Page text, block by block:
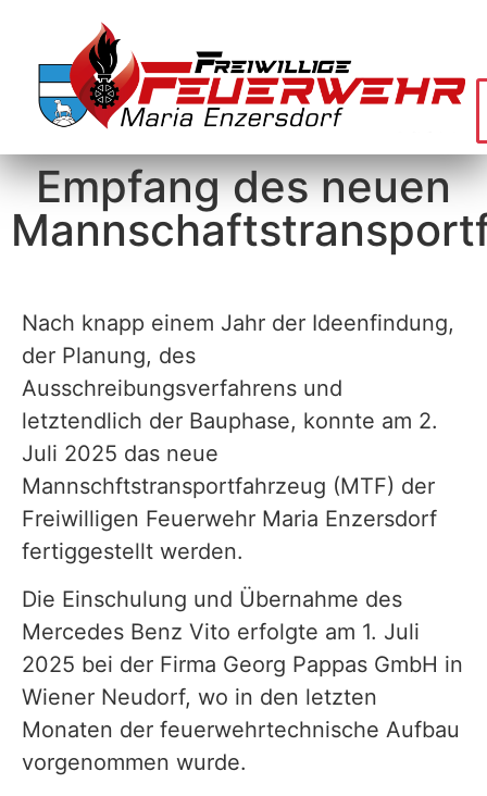
Empfang des neuen
Nach knapp einem Jahr der Ideenfindung,
der Planung, des
Ausschreibungsverfahrens und
letztendlich der Bauphase, konnte am 2.
Juli 2025 das neue
Mannschftstransportfahrzeug (MTF) der
Freiwilligen Feuerwehr Maria Enzersdorf
fertiggestellt werden.
Die Einschulung und Übernahme des
Mercedes Benz Vito erfolgte am 1. Juli
2025 bei der Firma Georg Pappas GmbH in
Wiener Neudorf, wo in den letzten
Monaten der feuerwehrtechnische Aufbau
vorgenommen wurde.